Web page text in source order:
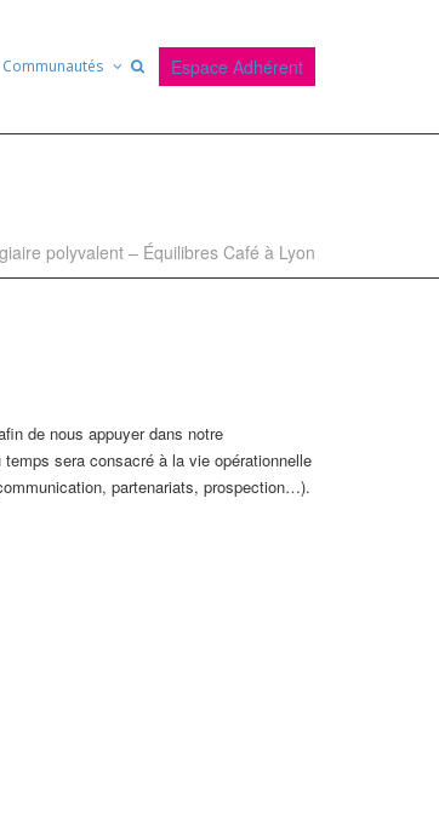
Communautés Espace Adhérent
polyvalent – Équilibres Café à Lyon
de nous appuyer dans notre
sera consacré à la vie opérationnelle
partenariats, prospection…).